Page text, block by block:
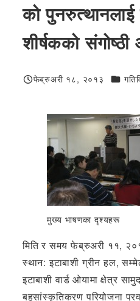
को पुनरुत्थानलाई
शीर्षकको संगोष्ठी
प्रकाशित
फेब्रुअरी १८, २०१३
मुख्य भाषणका दृश्यहरू
मिति र समय फेब्रुअरी ११,
स्थान: इटाबाशी ग्रीन हल,
इटाबाशी वार्ड ओयामा क्षेत्र
बहुसांस्कृतिकरण परियोजना